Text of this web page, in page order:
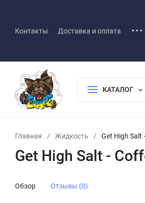
Контакты Доставка и оплата
КАТАЛОГ
Главная / Жидкость / Get High Salt
Get High Salt -
Обзор Отзывы (0)